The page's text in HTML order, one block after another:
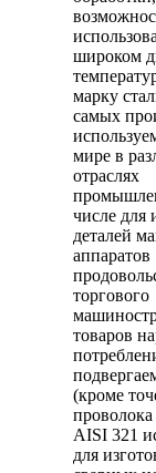
широком
марку
самых
мире в
отраслях
числе для
деталей
аппаратов
торгового
товаров
(кроме
AISI 321
для